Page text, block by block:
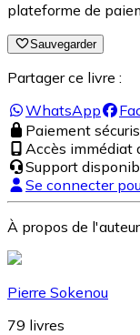
plateforme de
Sauvegarder
Partager ce livre :
WhatsApp
Paiement
Accès immédiat
Support
Se connecter
À propos de l'auteur
Pierre Sokenou
79 livres